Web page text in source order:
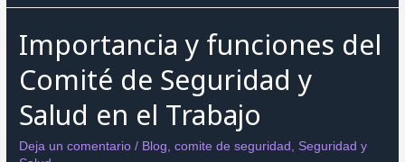
fiscalización
2026:
las
aumentan
Importancia y funciones del
Comité de Seguridad y
Salud en el Trabajo
Deja un comentario / Blog,comite de seguridad , Seguridad y